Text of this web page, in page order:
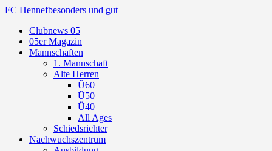
FC Hennefbesonders und gut
Clubnews 05
05er Magazin
Mannschaften
1. Mannschaft
Alte Herren
Ü60
Ü50
Ü40
All Ages
Schiedsrichter
Nachwuchszentrum